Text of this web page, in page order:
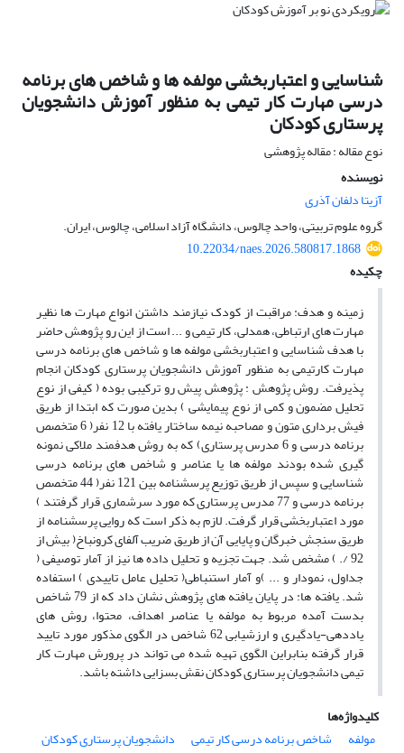
شناسایی و اعتباربخشی مولفه ها و شاخص های برنامه
درسی مهارت کار تیمی به منظور آموزش دانشجویان
پرستاری کودکان
نوع مقاله : مقاله پژوهشی
نویسنده
آزیتا دلفان آذری
گروه علوم تربیتی، واحد چالوس، دانشگاه آزاد اسلامی، چالوس، ایران.
10.22034/naes.2026.580817.1868
چکیده
زمینه و هدف: مراقبت از کودک نیازمند داشتن انواع مهارت ها نظیر
مهارت های ارتباطی، همدلی، کار تیمی و ... است از این رو پژوهش حاضر
با هدف شناسایی و اعتباربخشی مولفه ها و شاخص های برنامه درسی
مهارت کارتیمی به منظور آموزش دانشجویان پرستاری کودکان انجام
پذیرفت. روش پژوهش : پژوهش پیش رو ترکیبی بوده ( کیفی از نوع
تحلیل مضمون و کمی از نوع پیمایشی ) بدین صورت که ابتدا از طریق
فیش برداری متون و مصاحبه نیمه ساختار یافته با 12 نفر( 6 متخصص
برنامه درسی و 6 مدرس پرستاری) که به روش هدفمند ملاکی نمونه
گیری شده بودند مولفه ها یا عناصر و شاخص های برنامه درسی
شناسایی و سپس از طریق توزیع پرسشنامه بین 121 نفر( 44 متخصص
برنامه درسی و 77 مدرس پرستاری که مورد سرشماری قرار گرفتند )
مورد اعتباربخشی قرار گرفت. لازم به ذکر است که روایی پرسشنامه از
طریق سنجش خبرگان و پایایی آن از طریق ضریب آلفای کرونباخ( بیش از
92 /. ) مشخص شد. جهت تجزیه و تحلیل داده ها نیز از آمار توصیفی (
جداول، نمودار و ... )و آمار استنباطی( تحلیل عامل تاییدی ) استفاده
شد. یافته ها: در پایان یافته های پژوهش نشان داد که از 79 شاخص
بدست آمده مربوط به مولفه یا عناصر اهداف، محتوا، روش های
یاددهی-یادگیری و ارزشیابی 62 شاخص در الگوی مذکور مورد تایید
قرار گرفته بنابراین الگوی تهیه شده می تواند در پرورش مهارت کار
تیمی دانشجویان پرستاری کودکان نقش بسزایی داشته باشد.
کلیدواژه‌ها
مولفه
شاخص, برنامه درسی کار تیمی
دانشجویان پرستاری کودکان